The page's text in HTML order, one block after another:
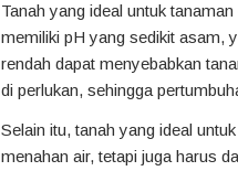
Tanah yang ideal untuk
memiliki pH yang sedikit asam,
rendah dapat menyebabkan
di perlukan, sehingga
Selain itu, tanah yang ideal
menahan air, tetapi juga harus